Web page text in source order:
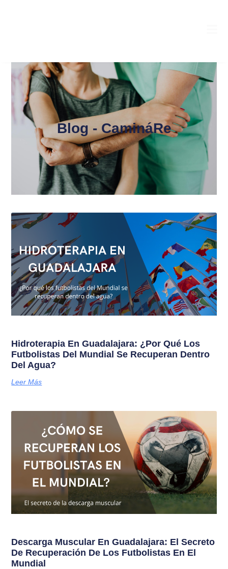
Blog - CamináRe
Hidroterapia En Guadalajara: ¿Por Qué Los
Futbolistas Del Mundial Se Recuperan Dentro
Del Agua?
Leer Más
Descarga Muscular En Guadalajara: El Secreto
De Recuperación De Los Futbolistas En El
Mundial